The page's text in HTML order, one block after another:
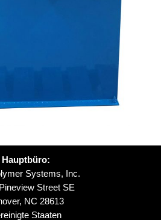
Hauptbüro:
Systems, Inc.
Street SE
NC 28613
Staaten